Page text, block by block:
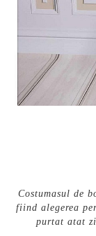
Cercei de aur
Cercei aur cu
Costumasul de
fiind alegerea
purtat atat